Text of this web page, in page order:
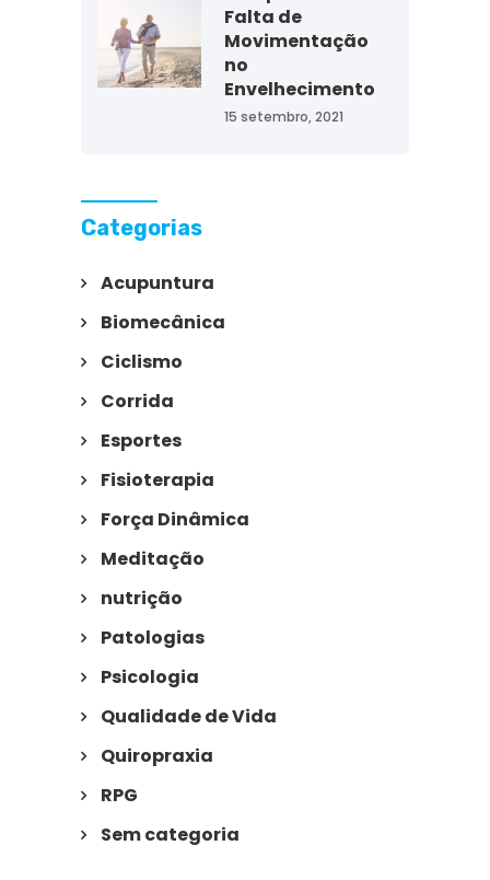
Falta de
Movimentação
no
Envelhecimento
15 setembro, 2021
Categorias
Acupuntura
Biomecânica
Ciclismo
Corrida
Esportes
Fisioterapia
Força Dinâmica
Meditação
nutrição
Patologias
Psicologia
Qualidade de Vida
Quiropraxia
RPG
Sem categoria